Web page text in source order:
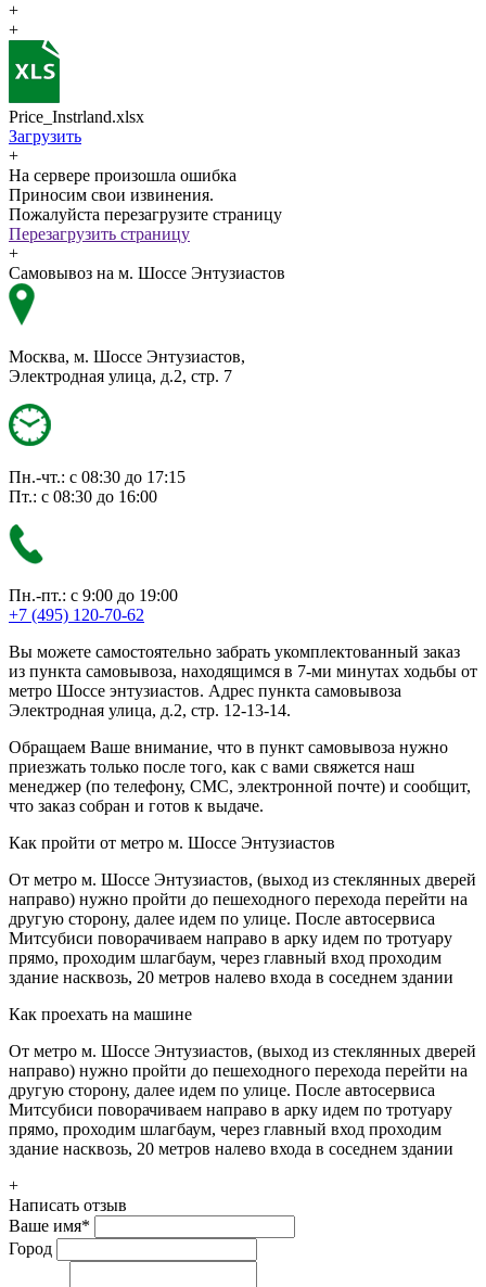
+
+
Price_Instrland.xlsx
Загрузить
+
На сервере произошла ошибка
Приносим свои извинения.
Пожалуйста перезагрузите страницу
Перезагрузить страницу
+
Самовывоз на м. Шоссе Энтузиастов
Москва, м. Шоссе Энтузиастов,
Электродная улица, д.2, стр. 7
Пн.-чт.: с 08:30 до 17:15
Пт.: с 08:30 до 16:00
Пн.-пт.: с 9:00 до 19:00
+7 (495) 120-70-62
Вы можете самостоятельно забрать укомплектованный заказ
из пункта самовывоза, находящимся в 7-ми минутах ходьбы от
метро Шоссе энтузиастов. Адрес пункта самовывоза
Электродная улица, д.2, стр. 12-13-14.
Обращаем Ваше внимание, что в пункт самовывоза нужно
приезжать только после того, как с вами свяжется наш
менеджер (по телефону, СМС, электронной почте) и сообщит,
что заказ собран и готов к выдаче.
Как пройти от метро м. Шоссе Энтузиастов
От метро м. Шоссе Энтузиастов, (выход из стеклянных дверей
направо) нужно пройти до пешеходного перехода перейти на
другую сторону, далее идем по улице. После автосервиса
Митсубиси поворачиваем направо в арку идем по тротуару
прямо, проходим шлагбаум, через главный вход проходим
здание насквозь, 20 метров налево входа в соседнем здании
Как проехать на машине
От метро м. Шоссе Энтузиастов, (выход из стеклянных дверей
направо) нужно пройти до пешеходного перехода перейти на
другую сторону, далее идем по улице. После автосервиса
Митсубиси поворачиваем направо в арку идем по тротуару
прямо, проходим шлагбаум, через главный вход проходим
здание насквозь, 20 метров налево входа в соседнем здании
+
Написать отзыв
Ваше имя*
Город